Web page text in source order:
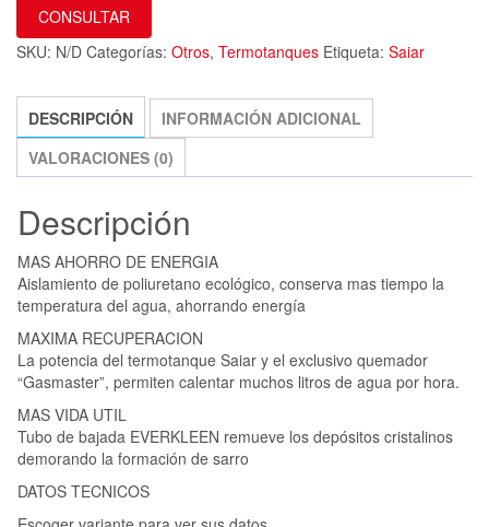
CONSULTAR
SKU: N/D Categorías: Otros, Termotanques Etiqueta: Saiar
DESCRIPCIÓN
INFORMACIÓN ADICIONAL
VALORACIONES (0)
Descripción
MAS AHORRO DE ENERGIA
Aislamiento de poliuretano ecológico, conserva mas tiempo la
temperatura del agua, ahorrando energía
MAXIMA RECUPERACION
La potencia del termotanque Saiar y el exclusivo quemador
“Gasmaster”, permiten calentar muchos litros de agua por hora.
MAS VIDA UTIL
Tubo de bajada EVERKLEEN remueve los depósitos cristalinos
demorando la formación de sarro
DATOS TECNICOS